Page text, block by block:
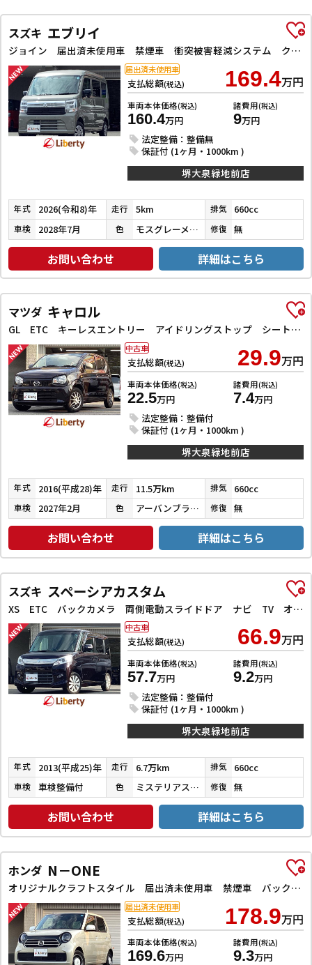
スズキ エブリイ
ジョイン 届出済未使用車 禁煙車 衝突被害軽減システム クリアランスソナー レーンアシスト 両側スライドドア スマートキー アイドリングストップ 電動格納ミラー シートヒーター オートライト ESC エアコン
支払総額(税込) 169.4万円
車両本体価格(税込)
160.4万円
諸費用(税込)
9万円
法定整備：整備無
保証付 (1ヶ月・1000km )
届出済未使用車
堺大泉緑地前店
年式 2026(令和8)年 走行 5km 排気 660cc
車検 2028年7月 色 モスグレーメタリック 修復 無
お問い合わせ 詳細はこちら
マツダ キャロル
GL ETC キーレスエントリー アイドリングストップ シートヒーター CVT ESC CD アルミホイール エアコン パワーウィンドウ
支払総額(税込) 29.9万円
車両本体価格(税込)
22.5万円
諸費用(税込)
7.4万円
法定整備：整備付
保証付 (1ヶ月・1000km )
中古車
堺大泉緑地前店
年式 2016(平成28)年 走行 11.5万km 排気 660cc
車検 2027年2月 色 アーバンブラウンパールメタリック 修復 無
お問い合わせ 詳細はこちら
スズキ スペーシアカスタム
XS ETC バックカメラ 両側電動スライドドア ナビ TV オートライト スマートキー アイドリングストップ 電動格納ミラー ベンチシート CVT CD DVD再生 Bluetooth
支払総額(税込) 66.9万円
車両本体価格(税込)
57.7万円
諸費用(税込)
9.2万円
法定整備：整備付
保証付 (1ヶ月・1000km )
中古車
堺大泉緑地前店
年式 2013(平成25)年 走行 6.7万km 排気 660cc
車検 車検整備付 色 ミステリアスバイオレットパール 修復 無
お問い合わせ 詳細はこちら
ホンダ N－ONE
オリジナルクラフトスタイル 届出済未使用車 禁煙車 バックカメラ クリアランスソナー オートクルーズコントロール レーンアシスト オートライト スマートキー アイドリングストップ シートヒーター チップアップシート
支払総額(税込) 178.9万円
車両本体価格(税込)
169.6万円
諸費用(税込)
9.3万円
届出済未使用車